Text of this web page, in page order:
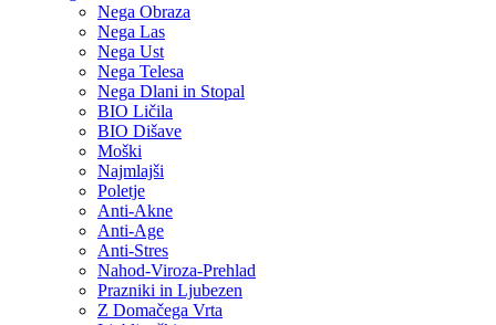
Nega Obraza
Nega Las
Nega Ust
Nega Telesa
Nega Dlani in Stopal
BIO Ličila
BIO Dišave
Moški
Najmlajši
Poletje
Anti-Akne
Anti-Age
Anti-Stres
Nahod-Viroza-Prehlad
Prazniki in Ljubezen
Z Domačega Vrta